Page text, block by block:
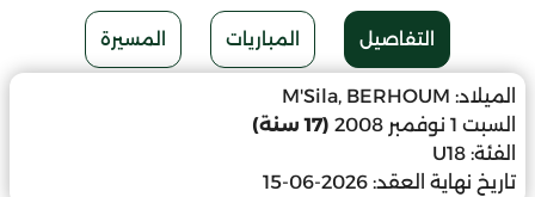
التفاصيل المباريات المسيرة
الميلاد: M'Sila, BERHOUM
السبت 1 نوفمبر 2008
(17 سنة)
الفئة: U18
تاريخ نهاية العقد: 2026-06-15